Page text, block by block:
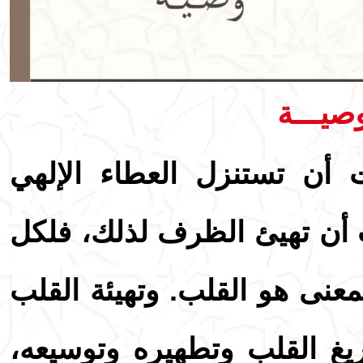
تستنزل العطاء الإلهي
أن تهيئ الظرف لذلك، فلكل
هو القلب. وتهيئة القلب
القلب وتطهيره وتوسيعه،